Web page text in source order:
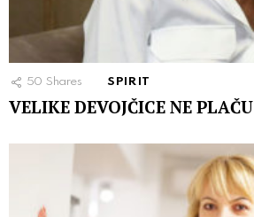
50 Shares SPIRIT
VELIKE DEVOJČICE NE PLAČU